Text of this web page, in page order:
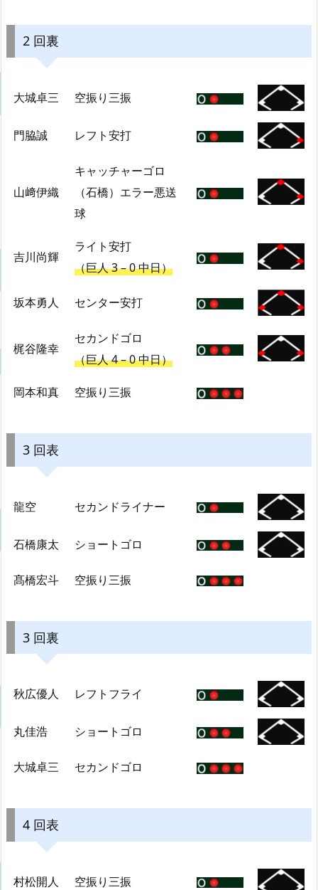
2 回裏
大城卓三 空振り三振
門脇誠 レフト安打
山﨑伊織
キャッチャーゴロ
（石橋）エラー悪送
球
吉川尚輝
ライト安打
（巨人 3 – 0 中日）
坂本勇人 センター安打
梶谷隆幸
セカンドゴロ
（巨人 4 – 0 中日）
岡本和真 空振り三振
3 回表
龍空 セカンドライナー
石橋康太 ショートゴロ
髙橋宏斗 空振り三振
3 回裏
秋広優人 レフトフライ
丸佳浩 ショートゴロ
大城卓三 セカンドゴロ
4 回表
村松開人 空振り三振